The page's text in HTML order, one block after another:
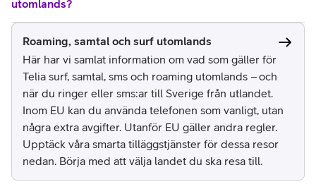
utomlands?
Roaming, samtal och surf utomlands
Här har vi samlat information om vad som gäller för
Telia surf, samtal, sms och roaming utomlands – och
när du ringer eller sms:ar till Sverige från utlandet.
Inom EU kan du använda telefonen som vanligt, utan
några extra avgifter. Utanför EU gäller andra regler.
Upptäck våra smarta tilläggstjänster för dessa resor
nedan. Börja med att välja landet du ska resa till.